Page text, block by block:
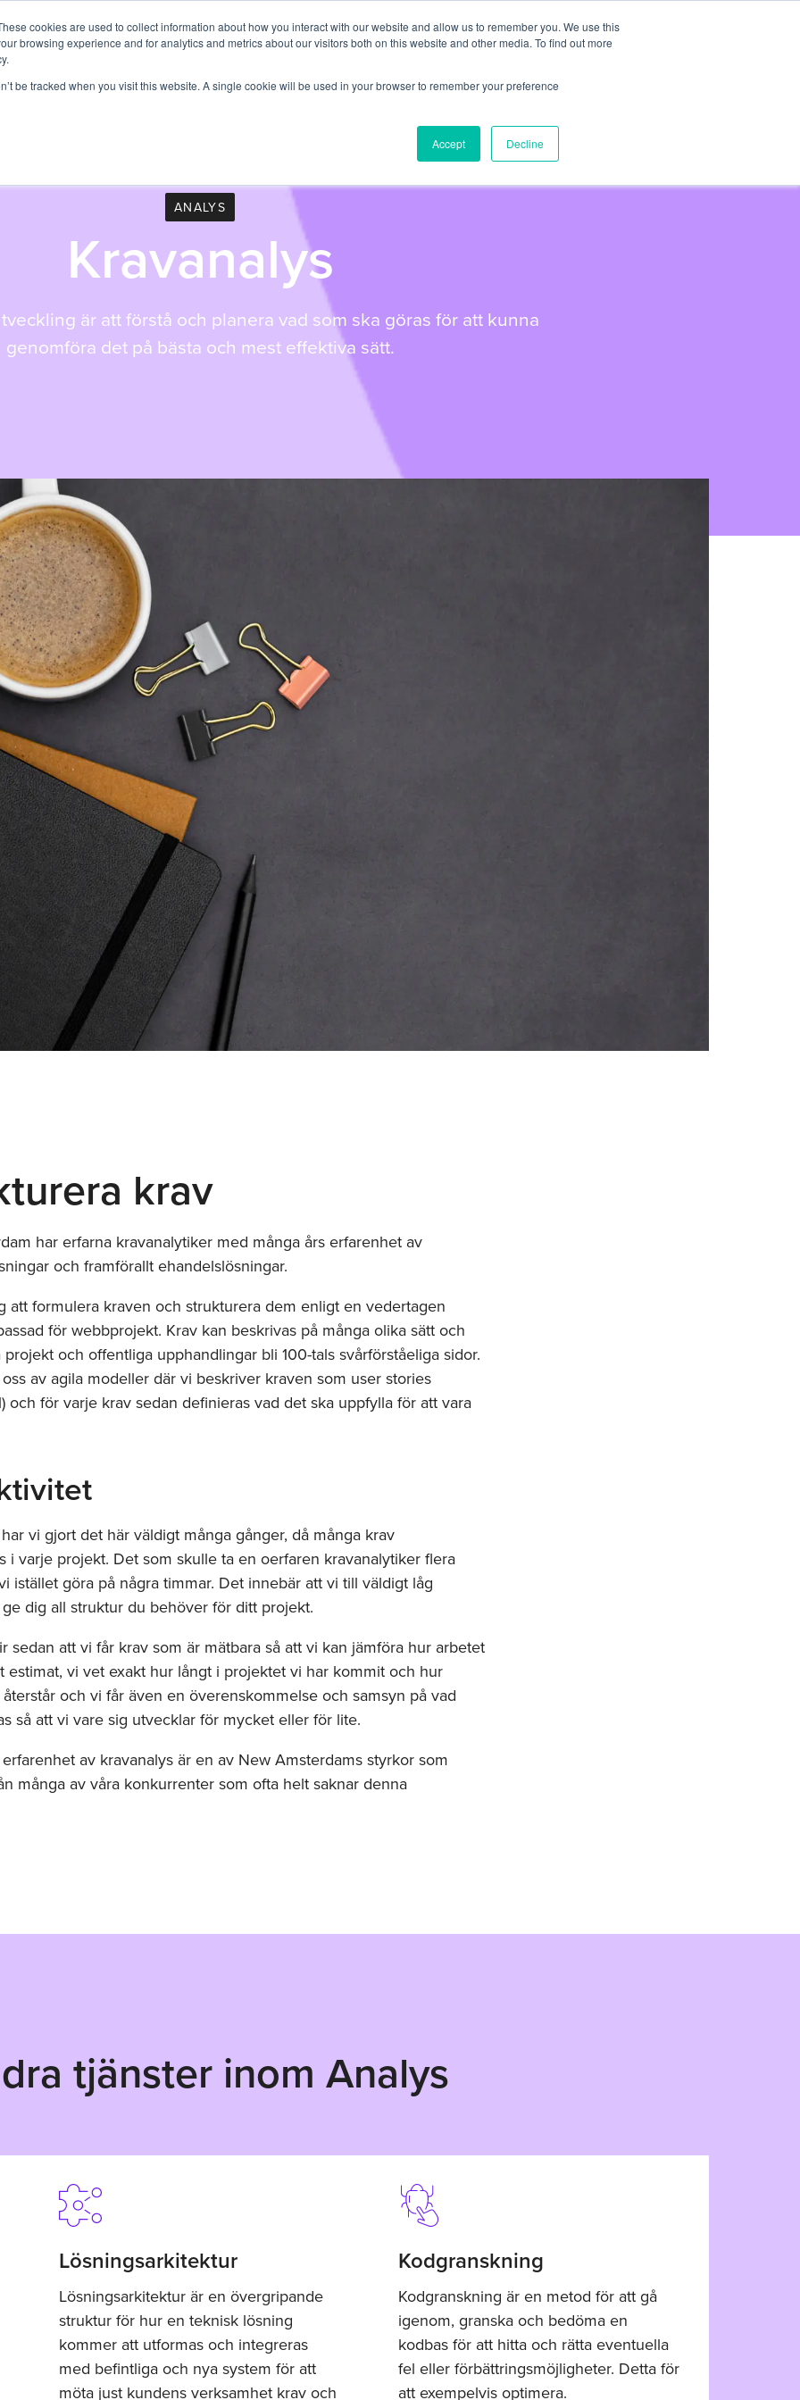
cookies are used to collect information about how you interact with our website and allow us to remember you. We use this
browsing experience and for analytics and metrics about our visitors both on this website and other media. To find out more
be tracked when you visit this website. A single cookie will be used in your browser to remember your preference
Accept Decline
Tjänster Expertområden Magento Kunder Partners Om oss Artiklar
ANALYS
Kravanalys
är att förstå och planera vad som ska göras för att kunna
genomföra det på bästa och mest effektiva sätt.
krav
har erfarna kravanalytiker med många års erfarenhet av
och framförallt ehandelslösningar.
att formulera kraven och strukturera dem enligt en vedertagen
för webbprojekt. Krav kan beskrivas på många olika sätt och
och offentliga upphandlingar bli 100-tals svårförståeliga sidor.
av agila modeller där vi beskriver kraven som user stories
och för varje krav sedan definieras vad det ska uppfylla för att vara
vi gjort det här väldigt många gånger, då många krav
i varje projekt. Det som skulle ta en oerfaren kravanalytiker flera
istället göra på några timmar. Det innebär att vi till väldigt låg
dig all struktur du behöver för ditt projekt.
sedan att vi får krav som är mätbara så att vi kan jämföra hur arbetet
estimat, vi vet exakt hur långt i projektet vi har kommit och hur
och vi får även en överenskommelse och samsyn på vad
så att vi vare sig utvecklar för mycket eller för lite.
av kravanalys är en av New Amsterdams styrkor som
många av våra konkurrenter som ofta helt saknar denna
tjänster inom Analys
Lösningsarkitektur
Lösningsarkitektur är en övergripande
struktur för hur en teknisk lösning
kommer att utformas och integreras
med befintliga och nya system för att
möta just kundens verksamhet krav och
Kodgranskning
Kodgranskning är en metod för att gå
igenom, granska och bedöma en
kodbas för att hitta och rätta eventuella
fel eller förbättringsmöjligheter. Detta för
att exempelvis optimera.